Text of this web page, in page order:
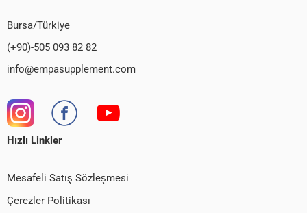
Bursa/Türkiye
(+90)-505 093 82 82
info@empasupplement.com
Hızlı Linkler
Mesafeli Satış Sözleşmesi
Çerezler Politikası